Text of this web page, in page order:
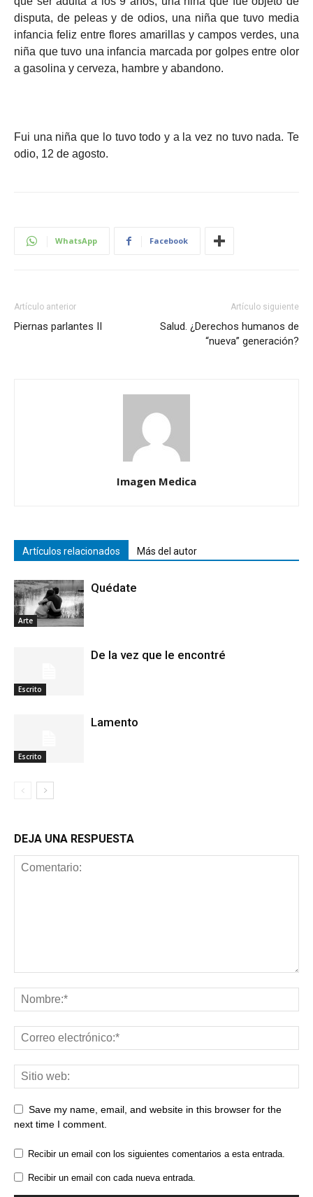
disputa, de peleas y de odios, una niña que tuvo media
infancia feliz entre flores amarillas y campos verdes, una
niña que tuvo una infancia marcada por golpes entre olor
a gasolina y cerveza, hambre y abandono.
Fui una niña que lo tuvo todo y a la vez no tuvo nada. Te
odio, 12 de agosto.
WhatsApp Facebook
Artículo anterior
Piernas parlantes II
Artículo siguiente
Salud. ¿Derechos humanos de
“nueva” generación?
Imagen Medica
Artículos relacionados Más del autor
Arte
Quédate
Escrito
De la vez que le encontré
Escrito
Lamento
DEJA UNA RESPUESTA
Save my name, email, and website in this browser for the
next time I comment.
Recibir un email con los siguientes comentarios a esta entrada.
Recibir un email con cada nueva entrada.